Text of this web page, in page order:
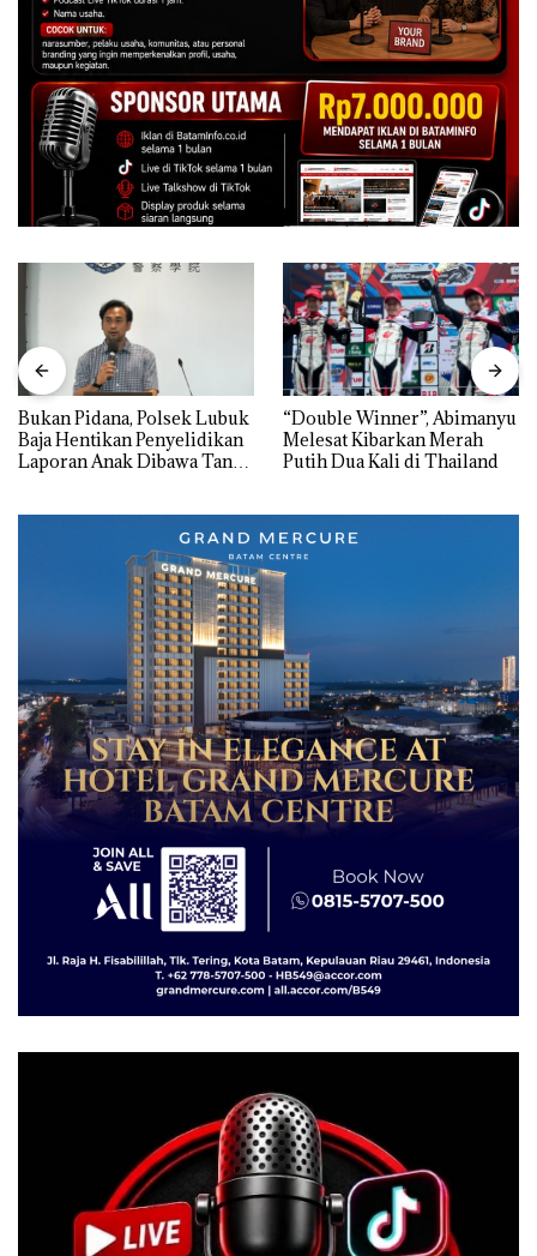
Bukan Pidana, Polsek Lubuk
Baja Hentikan Penyelidikan
Laporan Anak Dibawa Tanpa
“Double Winner”, Abimanyu
Melesat Kibarkan Merah
Putih Dua Kali di Thailand